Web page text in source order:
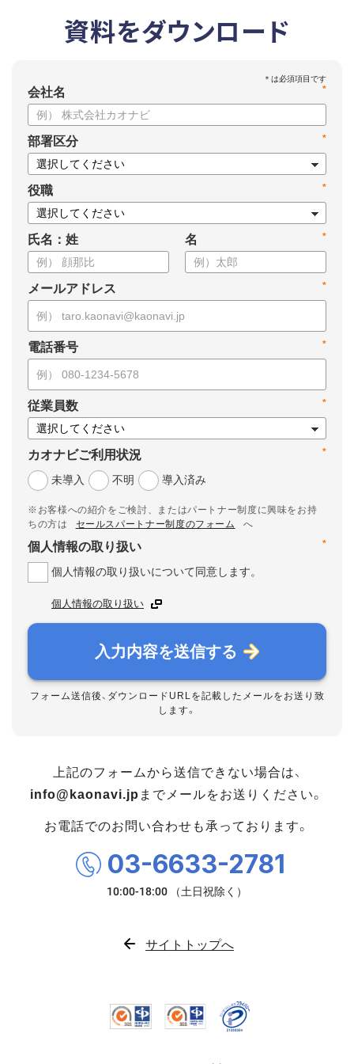
資料をダウンロード
*
会社名
*
部署区分
*
役職
氏名：姓 *
名
*
メールアドレス
*
電話番号
*
従業員数
*
カオナビご利用状況
未導入
不明 導入済み
※お客様への紹介をご検討、またはパートナー制度に興味をお持
ちの方は
セールスパートナー制度のフォーム
へ
*
個人情報の取り扱い
個人情報の取り扱いについて同意します。
個人情報の取り扱い
入力内容を送信する
フォーム送信後、ダウンロードURLを記載したメールをお送り致
します。
上記のフォームから送信できない場合は、
info@kaonavi.jp までメールをお送りください。
お電話でのお問い合わせも承っております。
03-6633-2781
サイトトップへ